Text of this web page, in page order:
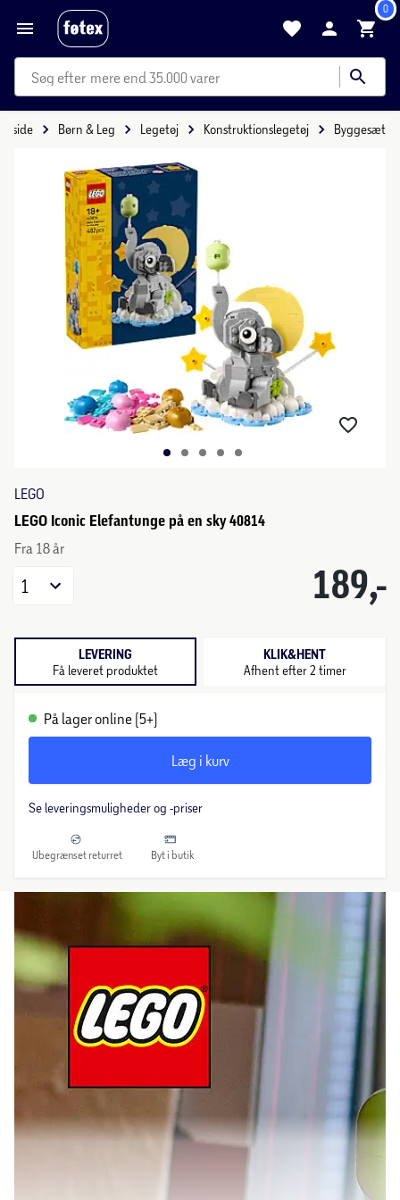
0
mere end 35.000 varer
Børn & Leg Legetøj Konstruktionslegetøj Byggesæt
LEGO
LEGO Iconic Elefantunge på en sky 40814
Fra 18 år
189,-
1
LEVERING
Få leveret produktet
KLIK&HENT
Afhent efter 2 timer
På lager online (5+)
Læg i kurv
Se leveringsmuligheder og -priser
Ubegrænset returret Byt i butik